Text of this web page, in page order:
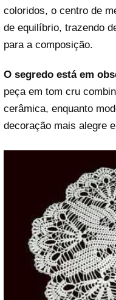
coloridos, o centro de
de equilíbrio, trazendo
para a composição.
O segredo está em
peça em tom cru
cerâmica, enquanto
decoração mais alegre